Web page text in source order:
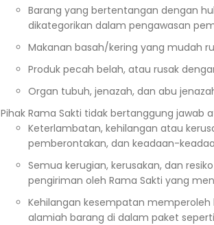
Barang yang bertentangan dengan
dikategorikan dalam pengawasan
Makanan basah/kering yang mudah
Produk pecah belah, atau rusak
Organ tubuh, jenazah, dan abu
Pihak Rama Sakti tidak bertanggung jawab
Keterlambatan, kehilangan atau
pemberontakan, dan keadaan-
Semua kerugian, kerusakan, dan
pengiriman oleh Rama Sakti yang
Kehilangan kesempatan
alamiah barang di dalam paket